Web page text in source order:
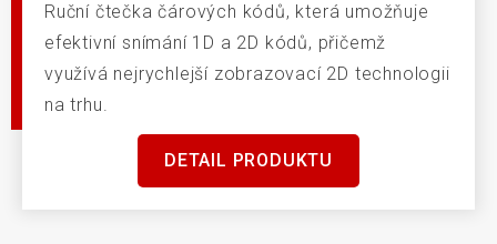
Ruční čtečka čárových kódů, která umožňuje
efektivní snímání 1D a 2D kódů, přičemž
využívá nejrychlejší zobrazovací 2D technologii
na trhu.
DETAIL PRODUKTU